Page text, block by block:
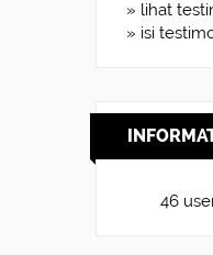
» lihat
» isi
46